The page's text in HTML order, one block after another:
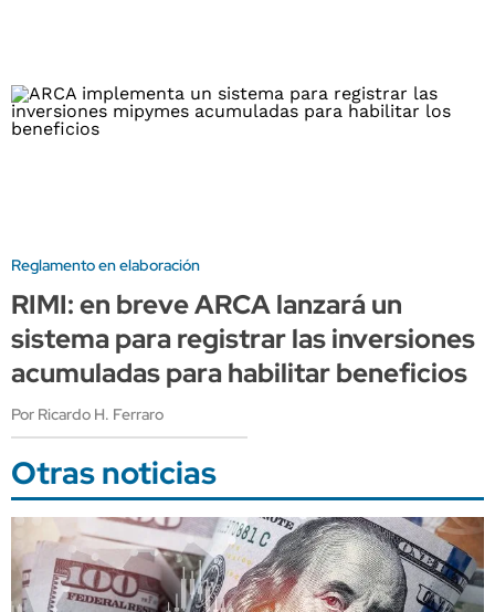
Reglamento en elaboración
RIMI: en breve ARCA lanzará un
sistema para registrar las inversiones
acumuladas para habilitar beneficios
Por Ricardo H. Ferraro
Otras noticias